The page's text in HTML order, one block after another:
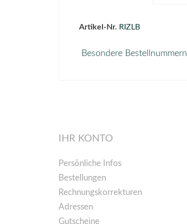
Artikel-Nr. RIZLB
Besondere Bestellnummern
IHR KONTO
Persönliche Infos
Bestellungen
Rechnungskorrekturen
Adressen
Gutscheine